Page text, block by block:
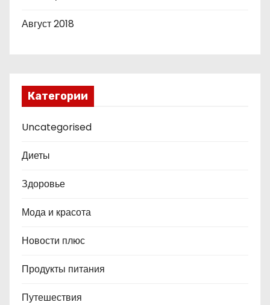
Август 2018
Категории
Uncategorised
Диеты
Здоровье
Мода и красота
Новости плюс
Продукты питания
Путешествия